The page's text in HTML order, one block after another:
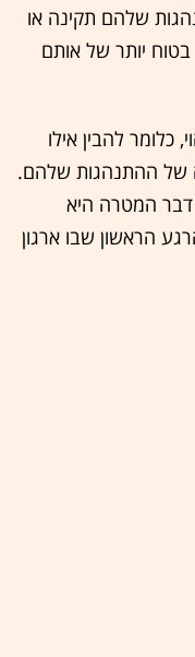
שלהם תקינה או
יותר של אותם
כלומר להבין אילו
של ההתנהגות שלהם.
דבר המטרה היא
הראשון שבו ארגון